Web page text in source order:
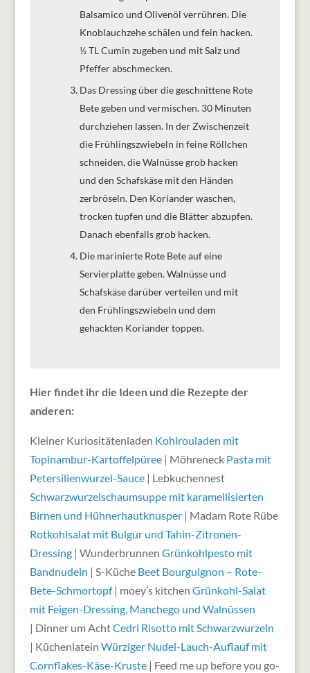
Balsamico und Olivenöl verrühren. Die
Knoblauchzehe schälen und fein hacken.
½ TL Cumin zugeben und mit Salz und
Pfeffer abschmecken.
Das Dressing über die geschnittene Rote
Bete geben und vermischen. 30 Minuten
durchziehen lassen. In der Zwischenzeit
die Frühlingszwiebeln in feine Röllchen
schneiden, die Walnüsse grob hacken
und den Schafskäse mit den Händen
zerbröseln. Den Koriander waschen,
trocken tupfen und die Blätter abzupfen.
Danach ebenfalls grob hacken.
Die marinierte Rote Bete auf eine
Servierplatte geben. Walnüsse und
Schafskäse darüber verteilen und mit
den Frühlingszwiebeln und dem
gehackten Koriander toppen.
Hier findet ihr die Ideen und die Rezepte der
anderen:
Kleiner Kuriositätenladen Kohlrouladen mit
Topinambur-Kartoffelpüree| Möhreneck Pasta mit
Petersilienwurzel-Sauce| Lebkuchennest
Schwarzwurzelschaumsuppe mit karamellisierten
Birnen und Hühnerhautknusper| Madam Rote Rübe
Rotkohlsalat mit Bulgur und Tahin-Zitronen-
Dressing| Wunderbrunnen Grünkohlpesto mit
Bandnudeln | S-Küche Beet Bourguignon – Rote-
Bete-Schmortopf| moey’s kitchen Grünkohl-Salat
mit Feigen-Dressing, Manchego und Walnüssen
| Dinner um AchtCedri Risotto mit Schwarzwurzeln
| Küchenlatein Würziger Nudel-Lauch-Auflauf mit
Cornflakes-Käse-Kruste | Feed me up before you go-